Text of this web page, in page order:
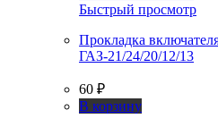
Быстрый просмотр
Прокладка
ГАЗ-21/24/20/12/13
60 ₽
В корзину